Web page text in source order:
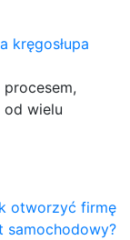
kręgosłupa
wielu
otworzyć firmę
samochodowy?